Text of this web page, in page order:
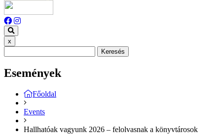
x
Keresés
Események
Főoldal
Events
Hallhatóak vagyunk 2026 – felolvasnak a könyvtárosok